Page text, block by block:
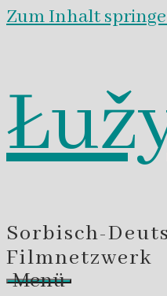
Zum Inhalt
Sorbisch-
Filmnetzwerk
Menü